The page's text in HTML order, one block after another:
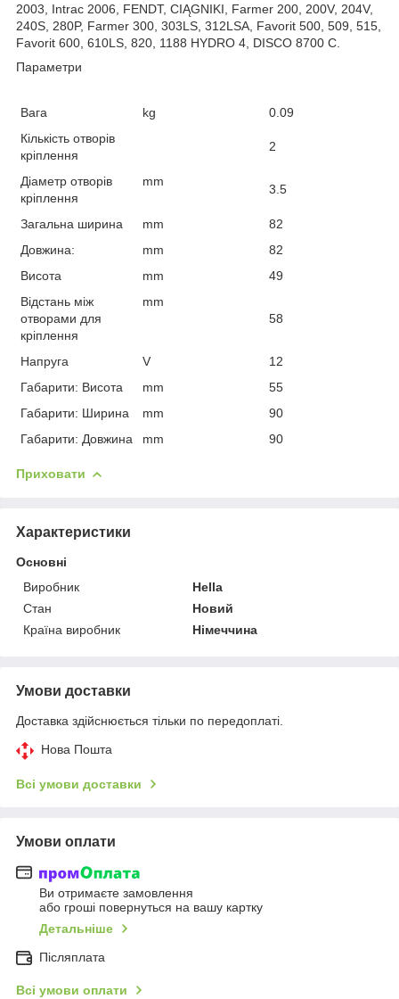
2003, Intrac 2006, FENDT, CIĄGNIKI, Farmer 200, 200V, 204V,
240S, 280P, Farmer 300, 303LS, 312LSA, Favorit 500, 509, 515,
Favorit 600, 610LS, 820, 1188 HYDRO 4, DISCO 8700 C.
Параметри
Вага kg
0.09
Кількість отворів
кріплення
2
Діаметр отворів
кріплення
mm
3.5
Загальна ширина mm
82
Довжина:
mm
82
Висота
mm
49
Відстань між
отворами для
кріплення
mm
58
Напруга V
12
Габарити: Висота
mm
55
Габарити: Ширина
mm
90
Габарити: Довжина
mm 90
Приховати
Характеристики
Основні
Виробник
Hella
Стан
Новий
Країна виробник
Німеччина
Умови доставки
Доставка здійснюється тільки по передоплаті.
Нова Пошта
Всі умови доставки
Умови оплати
Ви отримаєте замовлення
або гроші повернуться на вашу картку
Детальніше
Післяплата
Всі умови оплати